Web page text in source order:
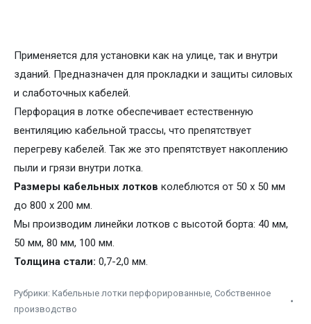
Применяется для установки как на улице, так и внутри
зданий. Предназначен для прокладки и защиты силовых
и слаботочных кабелей.
Перфорация в лотке обеспечивает естественную
вентиляцию кабельной трассы, что препятствует
перегреву кабелей. Так же это препятствует накоплению
пыли и грязи внутри лотка.
Размеры кабельных лотков колеблются от 50 х 50 мм
до 800 х 200 мм.
Мы производим линейки лотков с высотой борта: 40 мм,
50 мм, 80 мм, 100 мм.
Толщина стали: 0,7-2,0 мм.
Рубрики: Кабельные лотки перфорированные, Собственное
производство